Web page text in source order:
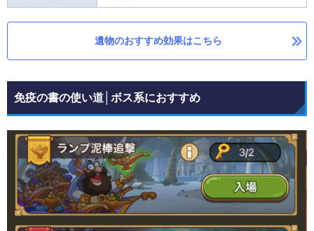
遺物のおすすめ効果はこちら
免疫の書の使い道│ボス系におすすめ